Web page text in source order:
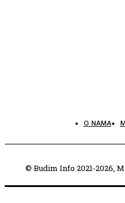
O NAMA
© Budim Info 2021-2026,